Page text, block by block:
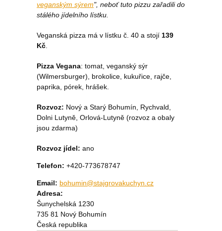
veganským sýrem", neboť tuto pizzu zařadili do
stálého jídelního lístku.
Veganská pizza má v lístku č. 40 a stojí 139
Kč.
Pizza Vegana: tomat, veganský sýr
(Wilmersburger), brokolice, kukuřice, rajče,
paprika, pórek, hrášek.
Rozvoz: Nový a Starý Bohumín, Rychvald,
Dolni Lutyně, Orlová-Lutyně (rozvoz a obaly
jsou zdarma)
Rozvoz jídel: ano
Telefon: +420-773678747
Email: bohumin@stajgrovakuchyn.cz
Adresa:
Šunychelská 1230
735 81 Nový Bohumín
Česká republika